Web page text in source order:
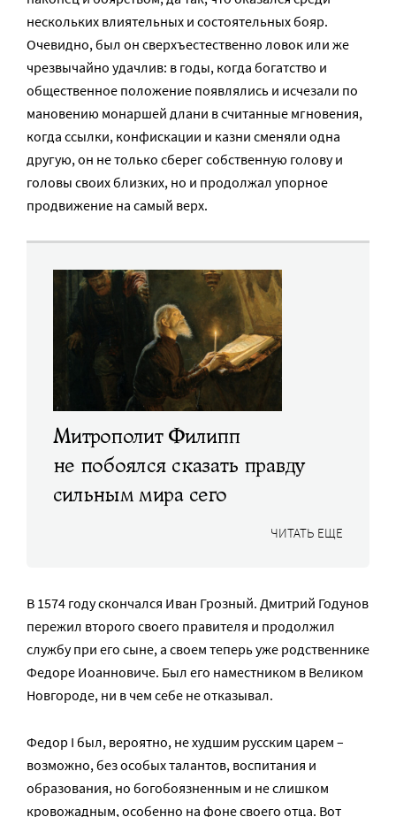
нескольких влиятельных и состоятельных бояр.
Очевидно, был он сверхъестественно ловок или же
чрезвычайно удачлив: в годы, когда богатство и
общественное положение появлялись и исчезали по
мановению монаршей длани в считанные мгновения,
когда ссылки, конфискации и казни сменяли одна
другую, он не только сберег собственную голову и
головы своих близких, но и продолжал упорное
продвижение на самый верх.
Митрополит Филипп
не побоялся сказать правду
сильным мира сего
ЧИТАТЬ ЕЩЕ
В 1574 году скончался Иван Грозный. Дмитрий Годунов
пережил второго своего правителя и продолжил
службу при его сыне, а своем теперь уже родственнике
Федоре Иоанновиче. Был его наместником в Великом
Новгороде, ни в чем себе не отказывал.
Федор I был, вероятно, не худшим русским царем –
возможно, без особых талантов, воспитания и
образования, но богобоязненным и не слишком
кровожадным, особенно на фоне своего отца. Вот